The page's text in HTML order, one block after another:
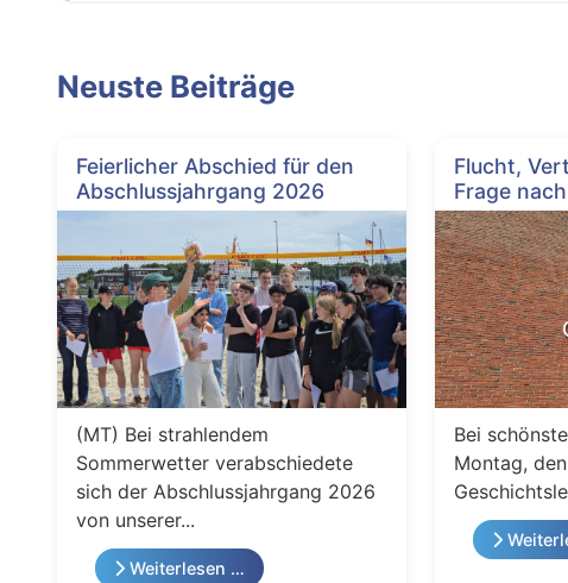
Neuste Beiträge
Feierlicher Abschied für den
Abschlussjahrgang 2026
(MT) Bei strahlendem
Sommerwetter verabschiedete
sich der Abschlussjahrgang 2026
von unserer...
Weiterlesen …
Flucht,
Frage
Bei
Montag,